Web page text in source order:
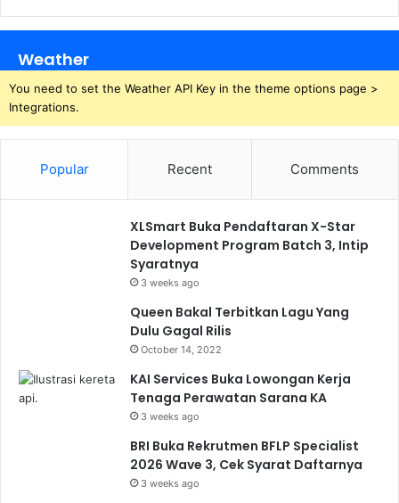
Weather
You need to set the Weather API Key in the theme options page >
Integrations.
Popular Recent Comments
XLSmart Buka Pendaftaran X-Star
Development Program Batch 3, Intip
Syaratnya
3 weeks ago
Queen Bakal Terbitkan Lagu Yang
Dulu Gagal Rilis
October 14, 2022
KAI Services Buka Lowongan Kerja
Tenaga Perawatan Sarana KA
3 weeks ago
BRI Buka Rekrutmen BFLP Specialist
2026 Wave 3, Cek Syarat Daftarnya
3 weeks ago